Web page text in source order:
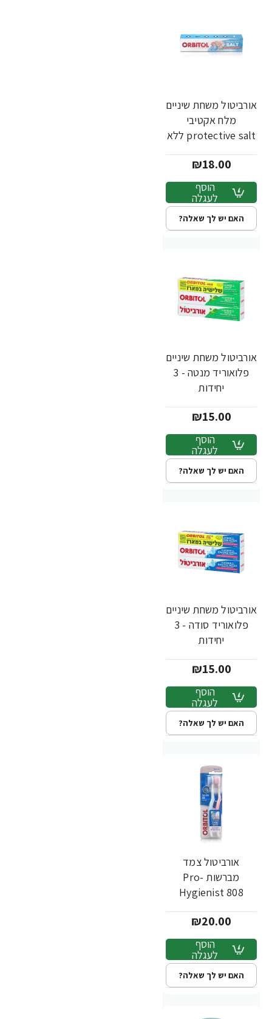
אורביטול משחת שיניים
מלח אקטיבי
protective salt ללא
₪18.00
הוסף
לעגלה
האם יש לך שאלה?
אורביטול משחת שיניים
פלואוריד מנטה - 3
יחידות
₪15.00
הוסף
לעגלה
האם יש לך שאלה?
אורביטול משחת שיניים
פלואוריד סודה - 3
יחידות
₪15.00
הוסף
לעגלה
האם יש לך שאלה?
אורביטול צמד
מברשות Pro-
Hygienist 808
יחידות
₪20.00
הוסף
לעגלה
האם יש לך שאלה?